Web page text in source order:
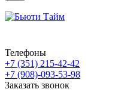
Телефоны
+7 (351) 215-42-42
+7 (908)-093-53-98
Заказать звонок